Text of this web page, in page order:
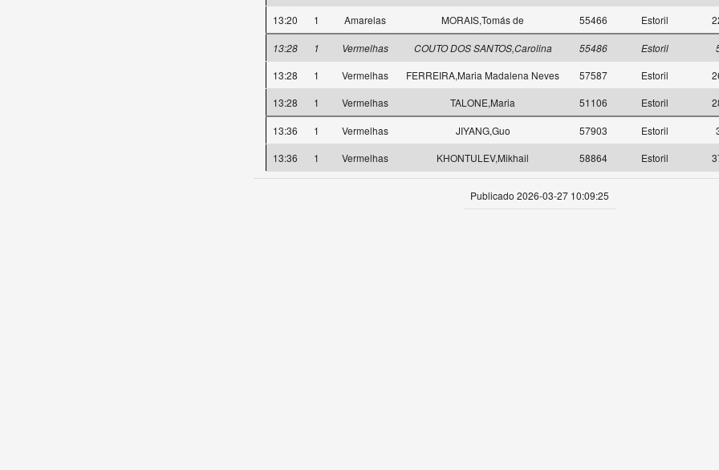
13:20
1 Amarelas MORAIS,Tomás de 55466 Estoril
13:28 1 Vermelhas COUTO DOS SANTOS,Carolina 55486 Estoril
13:28
1 Vermelhas FERREIRA,Maria Madalena Neves 57587 Estoril
13:28
1 Vermelhas TALONE,Maria 51106 Estoril
13:36 1 Vermelhas JIYANG,Guo 57903 Estoril
13:36
1 Vermelhas KHONTULEV,Mikhail 58864 Estoril
Publicado 2026-03-27 10:09:25